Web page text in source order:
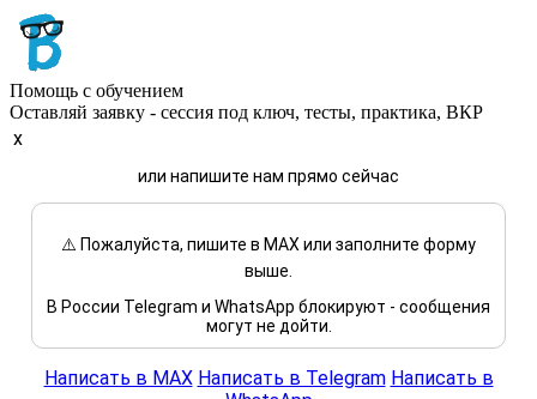
Помощь с обучением
Оставляй заявку - сессия под ключ, тесты, практика, ВКР
x
или напишите нам прямо сейчас
⚠️ Пожалуйста, пишите в MAX или заполните форму
выше.
В России Telegram и WhatsApp блокируют - сообщения
могут не дойти.
Написать в MAX Написать в Telegram Написать в